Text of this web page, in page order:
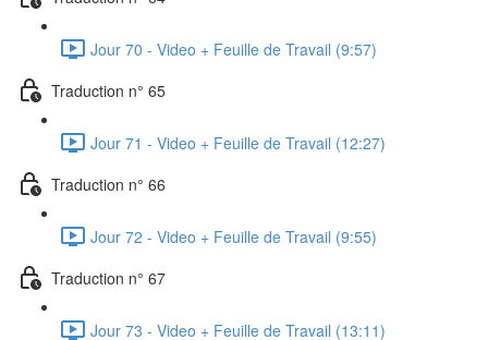
Jour 70 - Video + Feuille de Travail (9:57)
Traduction n° 65
Jour 71 - Video + Feuille de Travail (12:27)
Traduction n° 66
Jour 72 - Video + Feuille de Travail (9:55)
Traduction n° 67
Jour 73 - Video + Feuille de Travail (13:11)